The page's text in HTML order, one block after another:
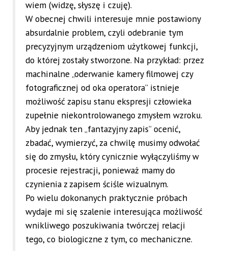
wiem (widzę, słyszę i czuję).
W obecnej chwili interesuje mnie postawiony
absurdalnie problem, czyli odebranie tym
precyzyjnym urządzeniom użytkowej funkcji,
do której zostały stworzone. Na przykład: przez
machinalne „oderwanie kamery filmowej czy
fotograficznej od oka operatora” istnieje
możliwość zapisu stanu ekspresji człowieka
zupełnie niekontrolowanego zmysłem wzroku.
Aby jednak ten „fantazyjny zapis” ocenić,
zbadać, wymierzyć, za chwilę musimy odwołać
się do zmysłu, który cynicznie wyłączyliśmy w
procesie rejestracji, ponieważ mamy do
czynienia z zapisem ściśle wizualnym.
Po wielu dokonanych praktycznie próbach
wydaje mi się szalenie interesująca możliwość
wnikliwego poszukiwania twórczej relacji
tego, co biologiczne z tym, co mechaniczne.